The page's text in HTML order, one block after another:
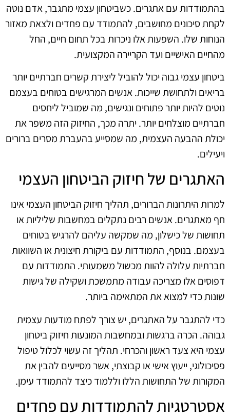
בהתמודדות עם אתגרים. כשביטחון עצמי מתגבר, אדם נוטה
לקחת סיכונים מחושבים, להתמודד עם פחדים ולצאת מאזור
הנוחות שלו. השפעות אלו ניכרות בכל תחום חיים, החל
מהחיים האישיים ועד הקריירה המקצועית.
ביטחון עצמי גבוה יכול להוביל ליצירת קשרים חברתיים יותר
בריאים ולתחושת שייכות. אנשים המרגישים בטוחים בעצמם
נוטים להיות יותר פתוחים ונגישים, מה שמוביל ליחסים
חברתיים מוצלחים יותר. יתרה מכך, החיזוק הזה משפר את
יכולת ההבעה העצמית, מה שמסייע בהעברת מסרים ברורים
ויעילים.
האתגרים של חיזוק הביטחון העצמי
למרות היתרונות הברורים, תהליך חיזוק הביטחון העצמי אינו
חף מאתגרים. אנשים רבים נתקלים במחשבות שליליות או
תחושות של כישלון, מה שמקשה עליהם להרגיש בטוחים
בעצמם. בנוסף, התמודדות עם ביקורת חיצונית או השוואות
חברתיות עלולה להוות מכשול משמעותי. התמודדות עם
דפוסים אלו מצריכה עבודה מתמשכת ושקילה של גישות
שונות כדי למצוא את המתאימה ביותר.
כדי להתגבר על האתגרים, יש צורך לפתח מודעות עצמית
גבוהה. הכרה ברגשות ובמחשבות המונעות חיזוק ביטחון
עצמי היא צעד ראשון והכרחי. תהליך זה עשוי לכלול טיפול
פסיכולוגי, ייעוץ אישי או קבוצתי, אשר מסייעים להבין את
המקורות של התחושות הללו וללמוד כיצד להתמודד עימן.
אסטרטגיות להתמודדות עם פחדים